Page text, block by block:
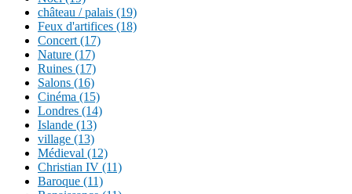
château / palais (19)
Feux d'artifices (18)
Concert (17)
Nature (17)
Ruines (17)
Salons (16)
Cinéma (15)
Londres (14)
Islande (13)
village (13)
Médieval (12)
Christian IV (11)
Baroque (11)